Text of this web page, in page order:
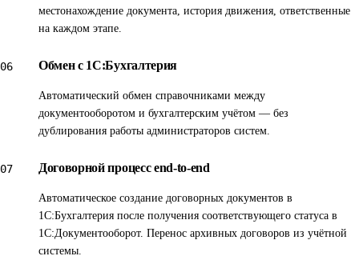
поручений сотрудниками; определение статуса и
местонахождения документа, истории его движения.
Отдельно отметим автоматический обмен справочниками
между системами документооборота и бухгалтерского
учёта — это исключило дублирование работы
администраторов систем. Реализовано автоматическое
создание договорных документов в 1С:Бухгалтерия
в 1С:Документооборот, а также возможность переноса
архивных договоров в систему документооборота из
местонахождение документа, история движения, ответственные
на каждом этапе.
06 Обмен с 1С:Бухгалтерия
Автоматический обмен справочниками между
документооборотом и бухгалтерским учётом — без
дублирования работы администраторов систем.
07 Договорной процесс end-to-end
Автоматическое создание договорных документов в
1С:Бухгалтерия после получения соответствующего статуса в
1С:Документооборот. Перенос архивных договоров из учётной
системы.